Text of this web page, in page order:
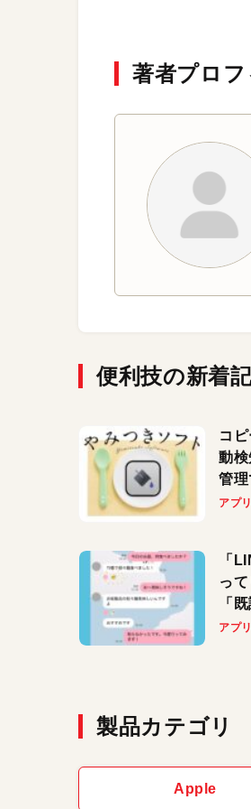
著者プロフ
便利技の新着
コ
動
管
アプリ
「
っ
「
きに
アプリ
製品カテゴリ
Apple